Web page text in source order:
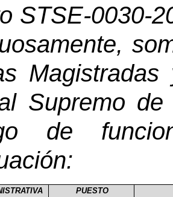
STSE-0030-
Supremo
de
PUESTO